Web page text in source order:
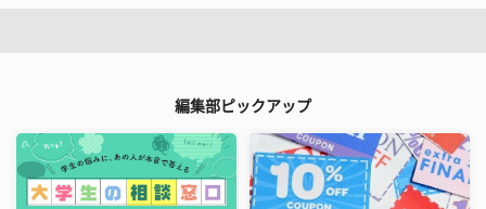
編集部ピックアップ